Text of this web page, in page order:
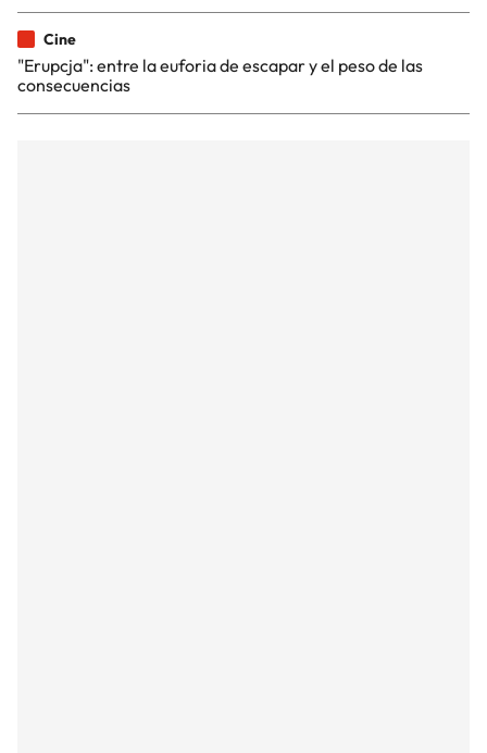
Cine
"Erupcja": entre la euforia de escapar y el peso de las
consecuencias